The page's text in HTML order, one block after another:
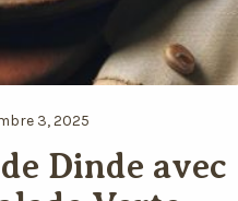
3, 2025
Dinde
Salade
Pêche